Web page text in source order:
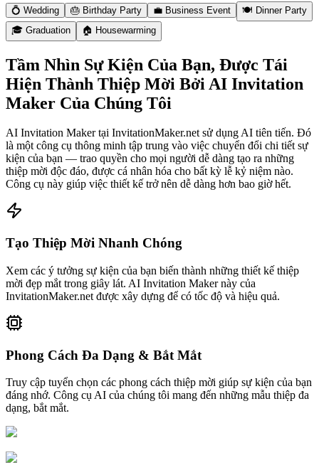
💍 Wedding 🎂 Birthday Party 💼 Business Event 🍽️ Dinner Party
🎓 Graduation 🏠 Housewarming
Tầm Nhìn Sự Kiện Của Bạn, Được Tái
Hiện Thành Thiệp Mời Bởi AI Invitation
Maker Của Chúng Tôi
AI Invitation Maker tại InvitationMaker.net sử dụng AI tiên tiến. Đó
là một công cụ thông minh tập trung vào việc chuyển đổi chi tiết sự
kiện của bạn — trao quyền cho mọi người dễ dàng tạo ra những
thiệp mời độc đáo, được cá nhân hóa cho bất kỳ lễ kỷ niệm nào.
Công cụ này giúp việc thiết kế trở nên dễ dàng hơn bao giờ hết.
Tạo Thiệp Mời Nhanh Chóng
Xem các ý tưởng sự kiện của bạn biến thành những thiết kế thiệp
mời đẹp mắt trong giây lát. AI Invitation Maker này của
InvitationMaker.net được xây dựng để có tốc độ và hiệu quả.
Phong Cách Đa Dạng & Bắt Mắt
Truy cập tuyển chọn các phong cách thiệp mời giúp sự kiện của bạn
đáng nhớ. Công cụ AI của chúng tôi mang đến những mẫu thiệp đa
dạng, bắt mắt.